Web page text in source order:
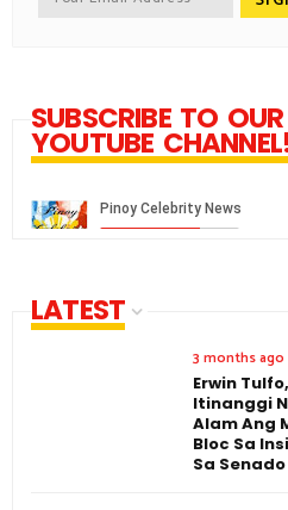
SUBSCRIBE TO OUR
YOUTUBE
LATEST
3 months ago
Erwin Tulfo,
Itinanggi
Alam Ang
Bloc Sa
Sa Senado